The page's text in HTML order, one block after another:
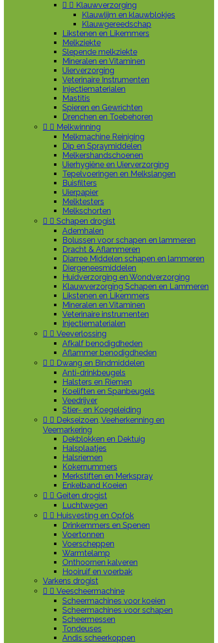
  Klauwverzorging
Klauwlijm en klauwblokjes
Klauwgereedschap
Likstenen en Likemmers
Melkziekte
Slepende melkziekte
Mineralen en Vitaminen
Uierverzorging
Veterinaire Instrumenten
Injectiematerialen
Mastitis
Spieren en Gewrichten
Drenchen en Toebehoren
  Melkwinning
Melkmachine Reiniging
Dip en Spraymiddelen
Melkershandschoenen
Uierhygiëne en Uierverzorging
Tepelvoeringen en Melkslangen
Buisfilters
Uierpapier
Melktesters
Melkschorten
  Schapen drogist
Ademhalen
Bolussen voor schapen en lammeren
Dracht & Aflammeren
Diarree Middelen schapen en lammeren
Diergeneesmiddelen
Huidverzorging en Wondverzorging
Klauwverzorging Schapen en Lammeren
Likstenen en Likemmers
Mineralen en Vitaminen
Veterinaire instrumenten
Injectiematerialen
  Veeverlossing
Afkalf benodigdheden
Aflammer benodigdheden
  Dwang en Bindmiddelen
Anti-drinkbeugels
Halsters en Riemen
Koeliften en Spanbeugels
Veedrijver
Stier- en Koegeleiding
  Dekseizoen, Veeherkenning en
Veemarkering
Dekblokken en Dektuig
Halsplaatjes
Halsriemen
Kokernummers
Merkstiften en Merkspray
Enkelband Koeien
  Geiten drogist
Luchtwegen
  Huisvesting en Opfok
Drinkemmers en Spenen
Voertonnen
Voerscheppen
Warmtelamp
Onthoornen kalveren
Hooiruif en voerbak
Varkens drogist
  Veescheermachine
Scheermachines voor koeien
Scheermachines voor schapen
Scheermessen
Tondeuses
Andis scheerkoppen